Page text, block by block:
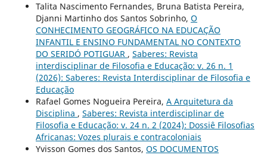
Talita Nascimento Fernandes, Bruna Batista Pereira,
Djanni Martinho dos Santos Sobrinho, O
CONHECIMENTO GEOGRÁFICO NA EDUCAÇÃO
INFANTIL E ENSINO FUNDAMENTAL NO CONTEXTO
DO SERIDÓ POTIGUAR , Saberes: Revista
interdisciplinar de Filosofia e Educação: v. 26 n. 1
(2026): Saberes: Revista Interdisciplinar de Filosofia e
Educação
Rafael Gomes Nogueira Pereira, A Arquitetura da
Disciplina , Saberes: Revista interdisciplinar de
Filosofia e Educação: v. 24 n. 2 (2024): Dossiê Filosofias
Africanas: Vozes plurais e contracoloniais
Yvisson Gomes dos Santos, OS DOCUMENTOS